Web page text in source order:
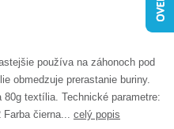
používa na záhonoch pod
obmedzuje prerastanie buriny.
textília. Technické parametre:
čierna... celý popis